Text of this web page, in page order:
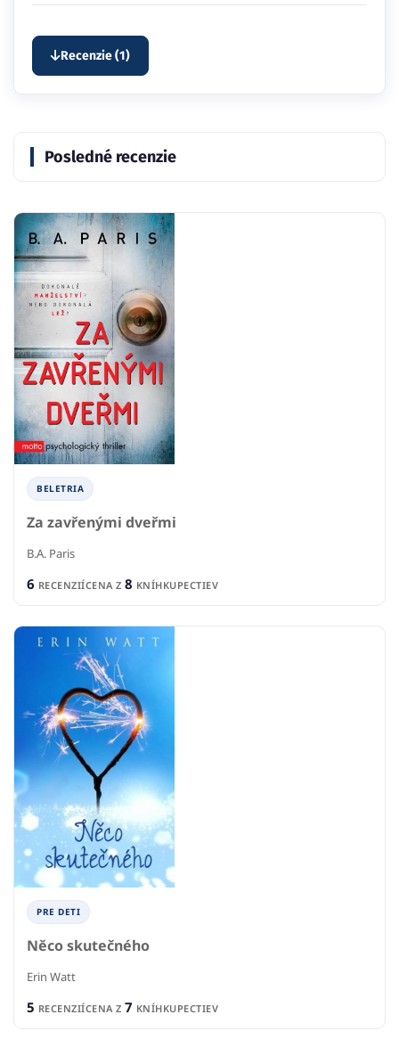
Recenzie (1)
Posledné recenzie
BELETRIA
Za zavřenými dveřmi
B.A. Paris
6 RECENZIÍCENA Z 8 KNÍHKUPECTIEV
PRE DETI
Něco skutečného
Erin Watt
5 RECENZIÍCENA Z 7 KNÍHKUPECTIEV